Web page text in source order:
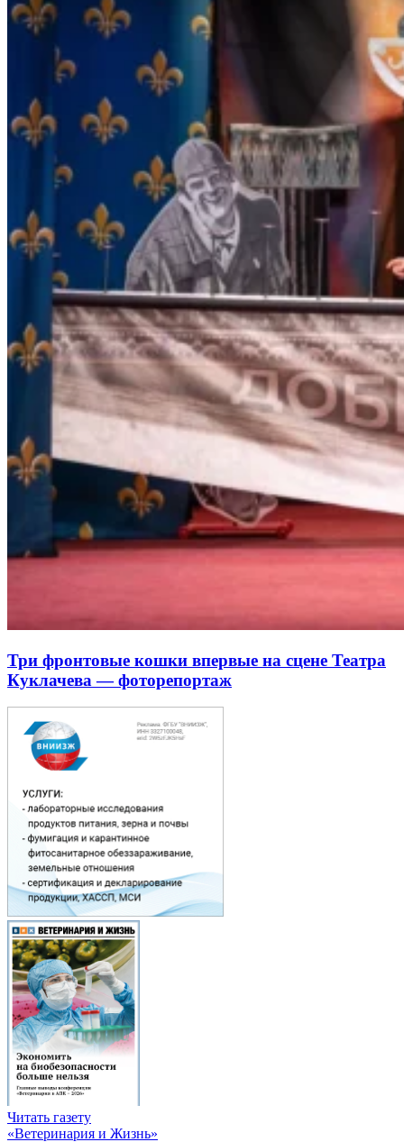
Три фронтовые кошки впервые на сцене Театра
Куклачева — фоторепортаж
Читать газету
«Ветеринария и Жизнь»